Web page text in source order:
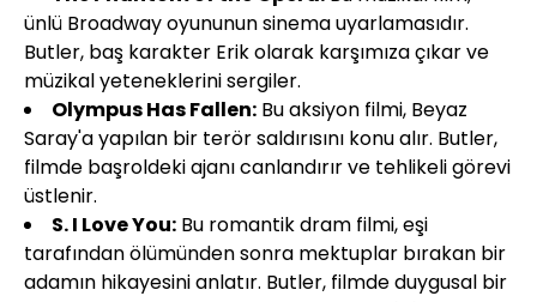
ünlü Broadway oyununun sinema uyarlamasıdır.
Butler, baş karakter Erik olarak karşımıza çıkar ve
müzikal yeteneklerini sergiler.
Olympus Has Fallen: Bu aksiyon filmi, Beyaz
Saray'a yapılan bir terör saldırısını konu alır. Butler,
filmde başroldeki ajanı canlandırır ve tehlikeli görevi
üstlenir.
S. I Love You: Bu romantik dram filmi, eşi
tarafından ölümünden sonra mektuplar bırakan bir
adamın hikayesini anlatır. Butler, filmde duygusal bir